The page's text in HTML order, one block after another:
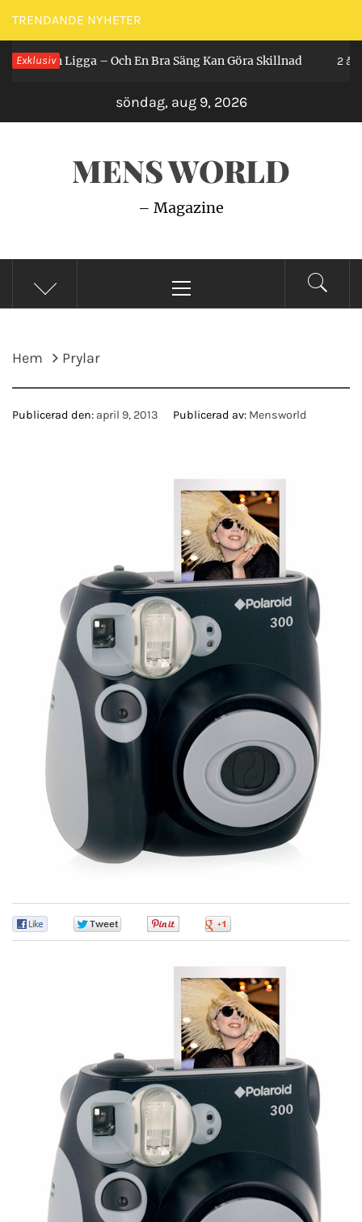
Hoppa
till
innehåll
TRENDANDE NYHETER
Exklusiv
Man Ligga – Och En Bra Säng Kan Göra Skillnad 2 år
söndag, aug 9, 2026
MENS WORLD
– Magazine
meny
Hem Prylar
Publicerad den: april 9, 2013 Publicerad av: Mensworld